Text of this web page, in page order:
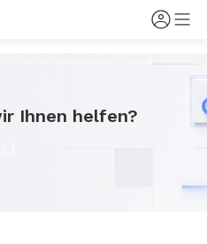
Ihnen helfen?